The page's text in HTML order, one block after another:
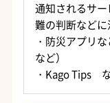
通知されるサ
難の判断などに
・防災アプリ
など）
・Kago Tips